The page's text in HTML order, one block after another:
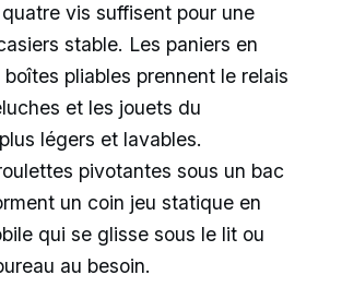
vis suffisent pour une
stable. Les paniers en
pliables prennent le relais
et les jouets du
légers et lavables.
pivotantes sous un bac
un coin jeu statique en
qui se glisse sous le lit ou
au besoin.